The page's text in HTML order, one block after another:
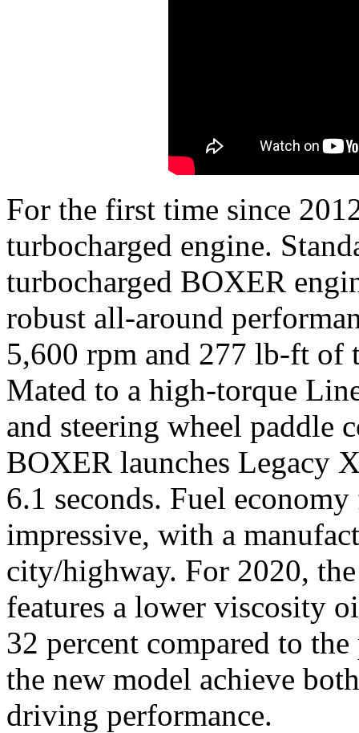
For the first time since
turbocharged engine.
turbocharged BOXER
robust all-around
5,600 rpm and 277 lb-ft of
Mated to a high-torque
and steering wheel paddle
BOXER launches Legacy
6.1 seconds. Fuel
impressive, with a
city/highway. For 2020,
features a lower viscosity
32 percent compared to
the new model achieve
driving performance.